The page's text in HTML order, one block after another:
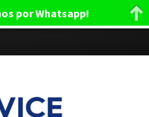
por Whatsapp!